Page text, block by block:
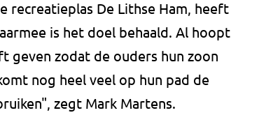
recreatieplas De Lithse Ham, heeft
is het doel behaald. Al hoopt
zodat de ouders hun zoon
nog heel veel op hun pad de
zegt Mark Martens.